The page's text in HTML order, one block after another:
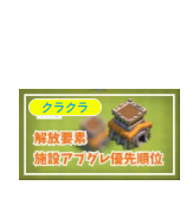
クラクラ